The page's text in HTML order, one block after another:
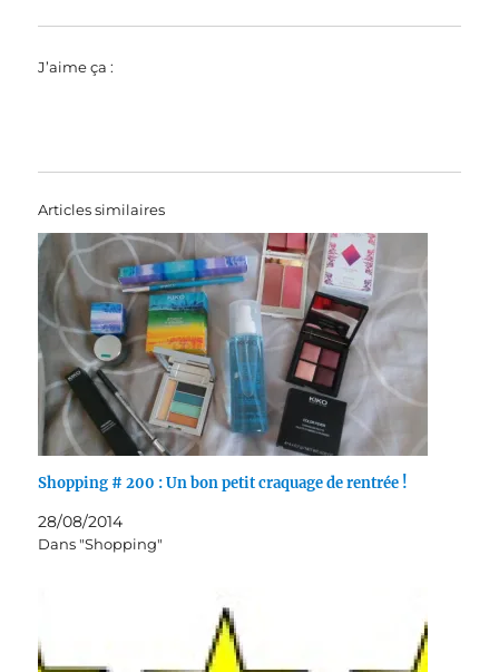
J’aime ça :
Articles similaires
Shopping # 200 : Un bon petit craquage de rentrée !
28/08/2014
Dans "Shopping"